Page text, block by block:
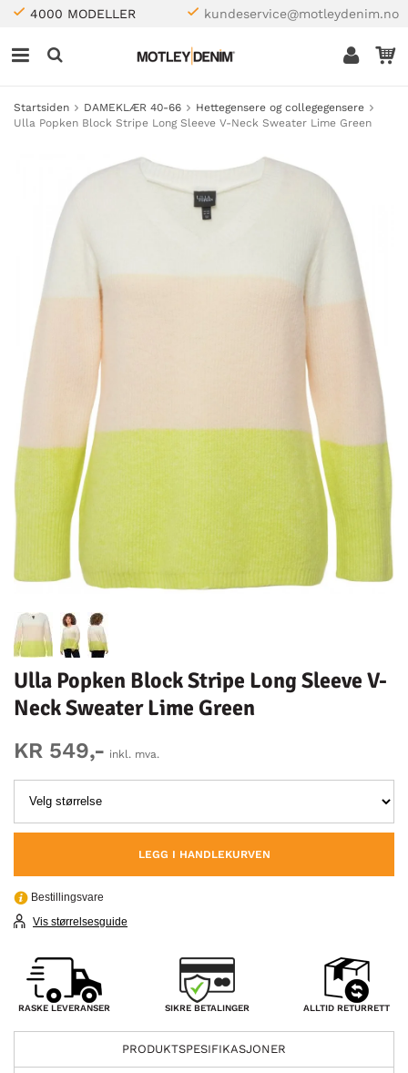
4000 MODELLER kundeservice@motleydenim.no
Startsiden DAMEKLÆR 40-66
Hettegensere og collegegensere
Ulla Popken Block Stripe Long Sleeve V-Neck Sweater Lime Green
Ulla Popken Block Stripe Long Sleeve V-
Neck Sweater Lime Green
KR 549,- inkl. mva.
LEGG I HANDLEKURVEN
Bestillingsvare
Vis størrelsesguide
RASKE LEVERANSER SIKRE BETALINGER ALLTID RETURRETT
PRODUKTSPESIFIKASJONER